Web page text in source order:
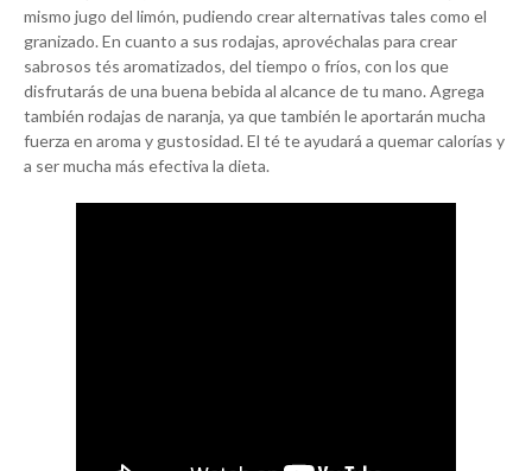
mismo jugo del limón, pudiendo crear alternativas tales como el
granizado. En cuanto a sus rodajas, aprovéchalas para crear
sabrosos tés aromatizados, del tiempo o fríos, con los que
disfrutarás de una buena bebida al alcance de tu mano. Agrega
también rodajas de naranja, ya que también le aportarán mucha
fuerza en aroma y gustosidad. El té te ayudará a quemar calorías y
a ser mucha más efectiva la dieta.